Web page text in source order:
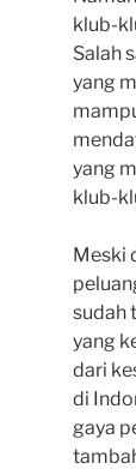
klub-
Salah
yang
yang
klub-
Meski
sudah
yang
dari
di
gaya